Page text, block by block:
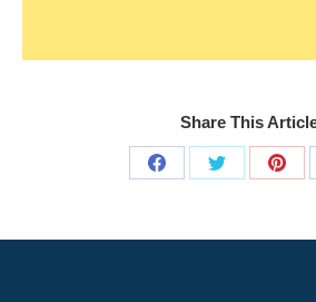
Share This
Share
Facebook
Share
X